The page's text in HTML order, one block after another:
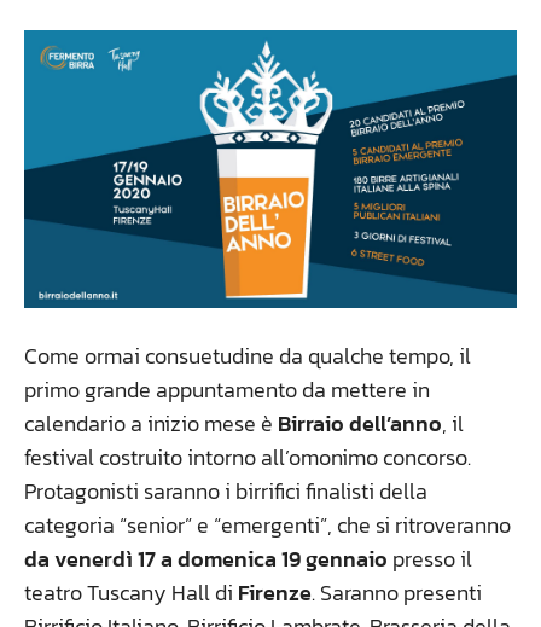
Come ormai consuetudine da qualche tempo, il
primo grande appuntamento da mettere in
calendario a inizio mese è Birraio dell’anno, il
festival costruito intorno all’omonimo concorso.
Protagonisti saranno i birrifici finalisti della
categoria “senior” e “emergenti”, che si ritroveranno
da venerdì 17 a domenica 19 gennaio presso il
teatro Tuscany Hall di Firenze. Saranno presenti